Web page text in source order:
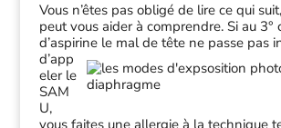
Vous n’êtes pas obligé de lire ce qui
peut vous aider à comprendre. Si au 3°
d’aspirine le mal de tête ne passe pas
d’app
eler le
SAM
U,
vous faites une allergie à la technique